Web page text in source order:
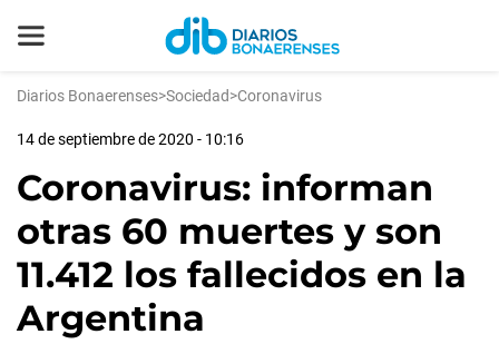
Diarios Bonaerenses>Sociedad>Coronavirus
14 de septiembre de 2020 - 10:16
Coronavirus: informan
otras 60 muertes y son
11.412 los fallecidos en la
Argentina